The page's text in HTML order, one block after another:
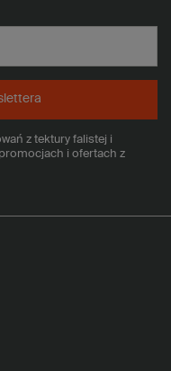
z tektury falistej i
i ofertach z